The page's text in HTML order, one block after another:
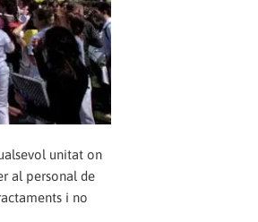
unitat on
al personal de
i no